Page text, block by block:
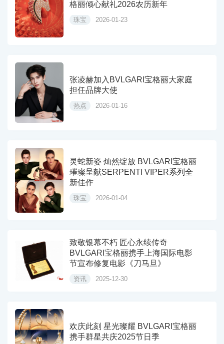
格丽倾心献礼2026农历新年
珠宝 2026-01-23
张凌赫加入BVLGARI宝格丽大家庭
担任品牌大使
热点 2026-01-16
灵蛇新姿 灿然绽放 BVLGARI宝格丽
璀璨呈献SERPENTI VIPER系列全
新佳作
珠宝 2026-01-04
致敬银幕不朽 匠心永续传奇
BVLGARI宝格丽携手上海国际电影
节宣布修复电影《刀马旦》
资讯 2025-12-30
欢庆此刻 星光璨耀 BVLGARI宝格丽
携手群星共庆2025节日季